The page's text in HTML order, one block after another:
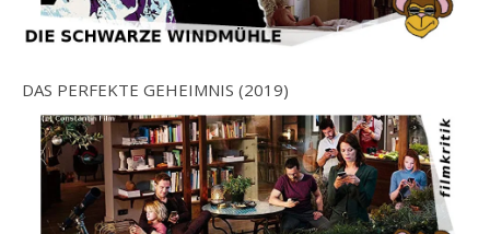
DAS PERFEKTE GEHEIMNIS (2019)